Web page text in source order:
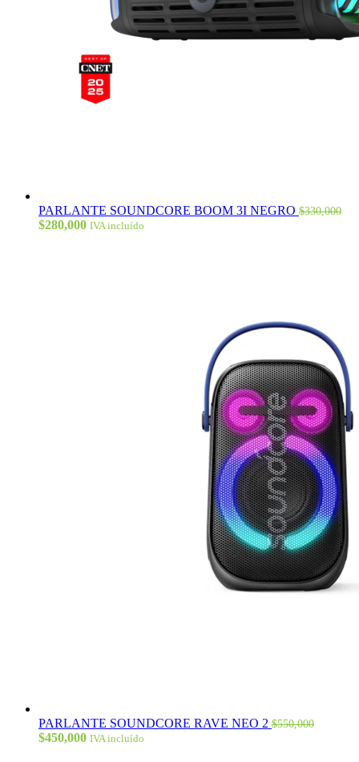
PARLANTE SOUNDCORE BOOM 3I NEGRO $330,000
El
$280,000El
IVA incluído
PARLANTE SOUNDCORE RAVE NEO 2 $550,000
El
$450,000El
IVA incluído